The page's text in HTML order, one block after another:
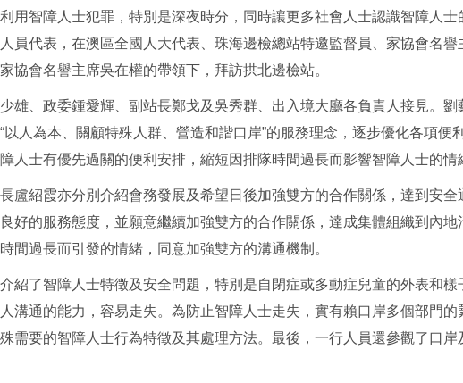
用智障人士犯罪，特別是深夜時分，同時讓更多社會人士認識智障人
員代表，在澳區全國人大代表、珠海邊檢總站特邀監督員、家協會名
協會名譽主席吳在權的帶領下，拜訪拱北邊檢站。
、政委鍾愛輝、副站長鄭戈及吳秀群、出入境大廳各負責人接見。劉
以人為本、關顧特殊人群、營造和諧口岸”的服務理念，逐步優化各項
人士有優先過關的便利安排，縮短因排隊時間過長而影響智障人士的
紹霞亦分別介紹會務發展及希望日後加強雙方的合作關係，達到安全
好的服務態度，並願意繼續加強雙方的合作關係，達成集體組織到內
間過長而引發的情緒，同意加強雙方的溝通機制。
了智障人士特徵及安全問題，特別是自閉症或多動症兒童的外表和樣
溝通的能力，容易走失。為防止智障人士走失，實有賴口岸多個部門
需要的智障人士行為特徵及其處理方法。最後，一行人員還參觀了口岸